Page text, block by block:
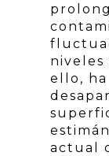
niveles
ello,
actual